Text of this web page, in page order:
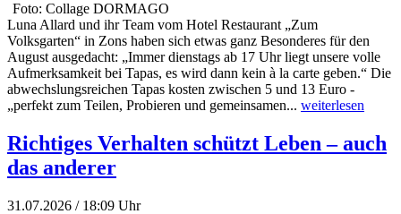
Foto: Collage DORMAGO
Luna Allard und ihr Team vom Hotel Restaurant „Zum
Volksgarten“ in Zons haben sich etwas ganz Besonderes für den
August ausgedacht: „Immer dienstags ab 17 Uhr liegt unsere volle
Aufmerksamkeit bei Tapas, es wird dann kein à la carte geben.“ Die
abwechslungsreichen Tapas kosten zwischen 5 und 13 Euro -
„perfekt zum Teilen, Probieren und gemeinsamen... weiterlesen
Richtiges Verhalten schützt Leben – auch
das anderer
31.07.2026 / 18:09 Uhr